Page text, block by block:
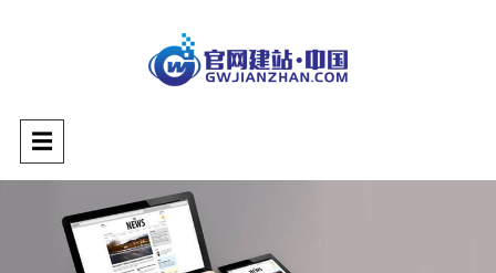
切
换
导
☰